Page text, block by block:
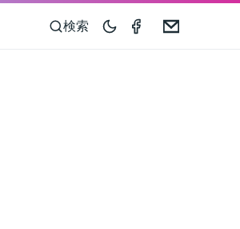
検索 Compass 55